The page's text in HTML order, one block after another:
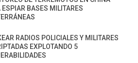
ESPIAR BASES MILITARES
RADIOS POLICIALES Y MILITARES
EXPLOTANDO 5